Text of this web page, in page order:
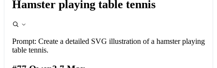
Hamster playing table tennis
Prompt: Create a detailed SVG illustration of a hamster playing
table tennis.